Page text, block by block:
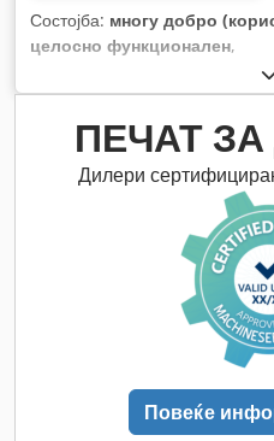
Состојба: многу добро
целосно функционален,
ПЕЧАТ
Дилери
Повеќе